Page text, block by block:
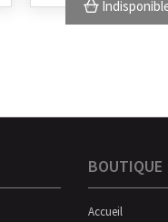
BOUTIQUE
Accueil